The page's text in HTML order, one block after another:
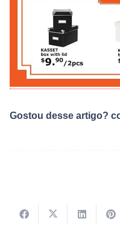
Gostou desse artigo?